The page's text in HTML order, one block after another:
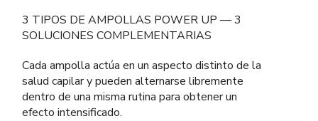
3 TIPOS DE AMPOLLAS POWER UP — 3
SOLUCIONES COMPLEMENTARIAS
Cada ampolla actúa en un aspecto distinto de la
salud capilar y pueden alternarse libremente
dentro de una misma rutina para obtener un
efecto intensificado.